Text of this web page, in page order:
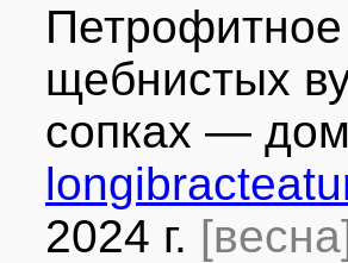
щебнистых
сопках —
2024 г.